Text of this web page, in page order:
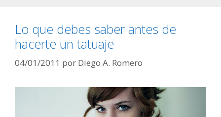
Lo que debes saber antes de
hacerte un tatuaje
04/01/2011 por Diego A. Romero